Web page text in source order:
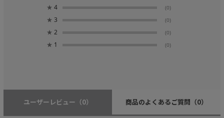
★ 4 (0)
★ 3 (0)
★ 2 (0)
★ 1 (0)
ユーザーレビュー （0） 商品のよくあるご質問 （0）